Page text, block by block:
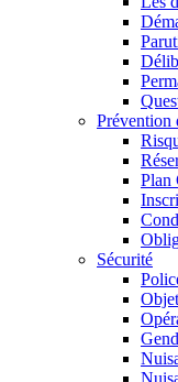
Prévention
Plan
Sécurité